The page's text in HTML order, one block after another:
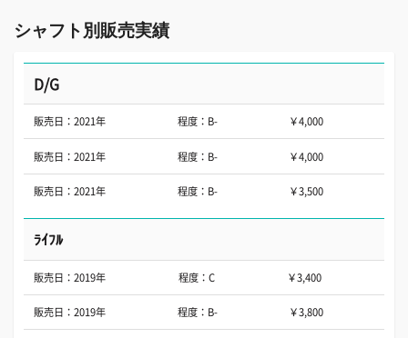
シャフト別販売実績
D/G
販売日：2021年 程度：B- ￥4,000
販売日：2021年 程度：B- ￥4,000
販売日：2021年 程度：B- ￥3,500
ﾗｲﾌﾙ
販売日：2019年 程度：C ￥3,400
販売日：2019年 程度：B- ￥3,800